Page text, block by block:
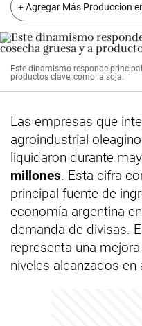
+ Agregar Más Produccion
Este dinamismo responde
productos clave, como la soja.
Las empresas que
agroindustrial
liquidaron durante
millones. Esta cifra
principal fuente de
economía argentina
demanda de divisas.
representa una
niveles alcanzados en